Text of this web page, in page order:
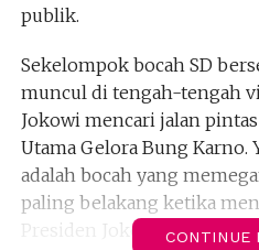
publik.
Sekelompok bocah SD
muncul di tengah-tengah
Jokowi mencari jalan
Utama Gelora Bung Karno.
adalah bocah yang
paling belakang ketika
Presiden Jokowi yangCONTINUE